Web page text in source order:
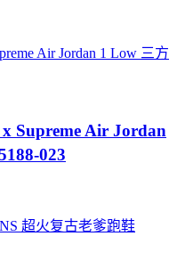
Supreme Air Jordan
023